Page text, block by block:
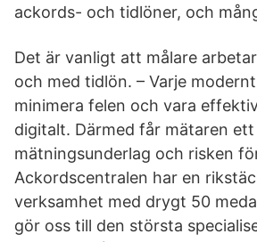
ackords- och tidlöner, och
Det är vanligt att målare
och med tidlön. – Varje
minimera felen och vara
digitalt. Därmed får mätaren
mätningsunderlag och risken
Ackordscentralen har en
verksamhet med drygt 50
gör oss till den största